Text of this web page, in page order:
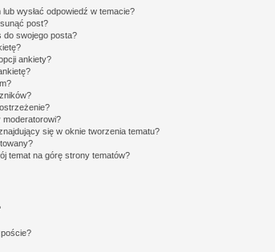
wysłać odpowiedź w temacie?
post?
do swojego posta?
ankiety?
moderatorowi?
się w oknie tworzenia tematu?
temat na górę strony tematów?